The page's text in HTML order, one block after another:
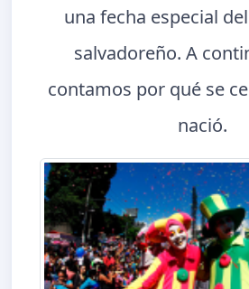
una fecha especial
salvadoreño. A
contamos por qué se
nació.